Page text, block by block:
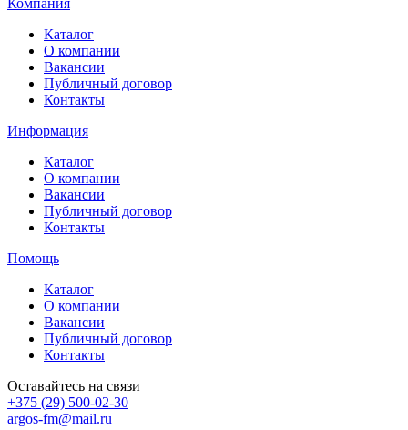
Каталог
О компании
Вакансии
Публичный договор
Контакты
Информация
Каталог
О компании
Вакансии
Публичный договор
Контакты
Помощь
Каталог
О компании
Вакансии
Публичный договор
Контакты
Оставайтесь на связи
+375 (29) 500-02-30
argos-fm@mail.ru